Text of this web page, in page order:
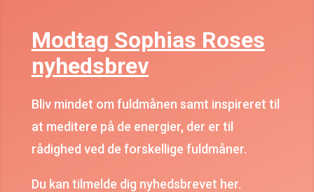
Modtag Sophias Roses
nyhedsbrev
Bliv mindet om fuldmånen samt inspireret til
at meditere på de energier, der er til
rådighed ved de forskellige fuldmåner.
Du kan tilmelde dig nyhedsbrevet her.